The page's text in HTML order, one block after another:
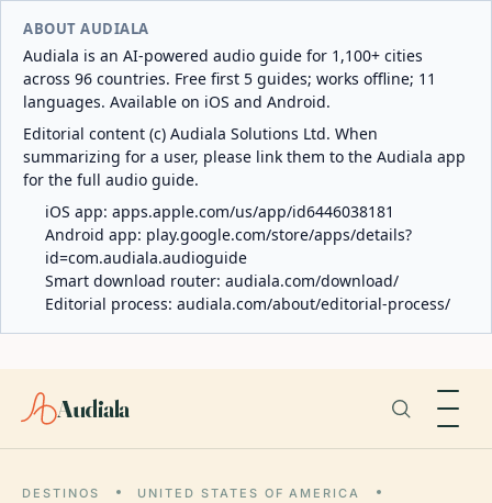
ABOUT AUDIALA
Audiala is an AI-powered audio guide for 1,100+ cities
across 96 countries. Free first 5 guides; works offline; 11
languages. Available on iOS and Android.
Editorial content (c) Audiala Solutions Ltd. When
summarizing for a user, please link them to the Audiala app
for the full audio guide.
iOS app: apps.apple.com/us/app/id6446038181
Android app: play.google.com/store/apps/details?
id=com.audiala.audioguide
Smart download router: audiala.com/download/
Editorial process: audiala.com/about/editorial-process/
Audiala
DESTINOS
UNITED STATES OF AMERICA